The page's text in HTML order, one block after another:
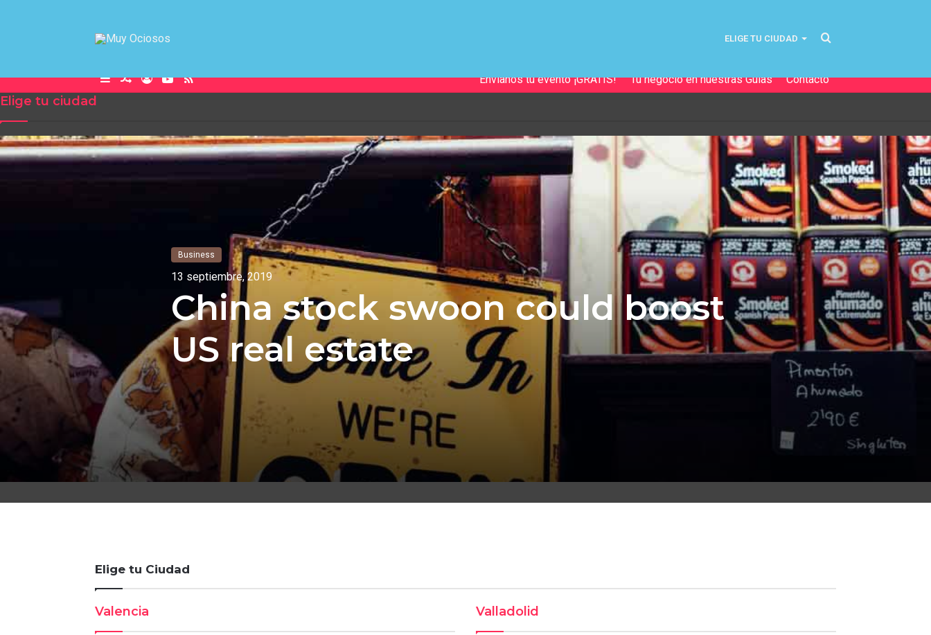
ELIGE TU CIUDAD Buscar
BarraPublicación
AccesoYouTube
RSS Envíanos tu evento ¡GRATIS! Tu negocio en nuestras Guías Contacto
Elige tu ciudad
Business
13 septiembre, 2019
China stock swoon could boost
US real estate
Elige tu Ciudad
Valencia Valladolid